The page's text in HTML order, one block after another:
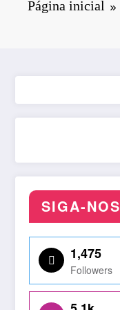
Página inicial
SIGA-NOS
1,475
Followers